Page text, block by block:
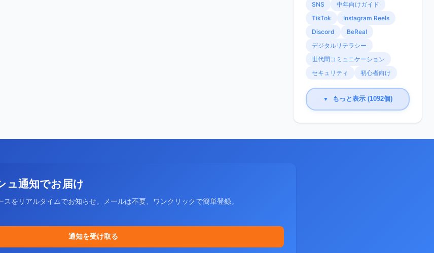
SNS
中年向けガイド
TikTok
Instagram Reels
Discord
BeReal
デジタルリテラシー
世代間コミュニケーション
セキュリティ
初心者向け
▼ もっと表示 (1092個)
ュ通知でお届け
をリアルタイムでお知らせ。メールは不要、ワンクリックで簡単登録。
通知を受け取る